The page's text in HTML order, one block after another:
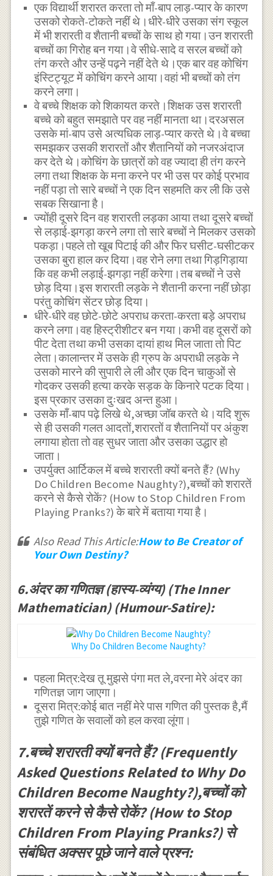
एक विद्यार्थी शरारत करता तो माँ-बाप लाड़-प्यार के कारण
उसको रोकते-टोकते नहीं थे।धीरे-धीरे उसका संग स्कूल
में भी शरारती व शैतानी बच्चों के साथ हो गया।उन शरारती
बच्चों का गिरोह बन गया।वे सीधे-सादे व सरल बच्चों को
तंग करते और उन्हें पढ़ने नहीं देते थे।एक बार वह कोचिंग
इंस्टिट्यूट में कोचिंग करने आया।वहां भी बच्चों को तंग
करने लगा।
वे बच्चे शिक्षक को शिकायत करते।शिक्षक उस शरारती
बच्चे को बहुत समझाते पर वह नहीं मानता था।दरअसल
उसके मां-बाप उसे अत्यधिक लाड़-प्यार करते थे।वे बच्चा
समझकर उसकी शरारतों और शैतानियों को नजरअंदाज
कर देते थे।कोचिंग के छात्रों को वह ज्यादा ही तंग करने
लगा तथा शिक्षक के मना करने पर भी उस पर कोई प्रभाव
नहीं पड़ा तो सारे बच्चों ने एक दिन सहमति कर ली कि उसे
सबक सिखाना है।
ज्योंही दूसरे दिन वह शरारती लड़का आया तथा दूसरे बच्चों
से लड़ाई-झगड़ा करने लगा तो सारे बच्चों ने मिलकर उसको
पकड़ा।पहले तो खूब पिटाई की और फिर घसीट-घसीटकर
उसका बुरा हाल कर दिया।वह रोने लगा तथा गिड़गिड़ाया
कि वह कभी लड़ाई-झगड़ा नहीं करेगा।तब बच्चों ने उसे
छोड़ दिया।इस शरारती लड़के ने शैतानी करना नहीं छोड़ा
परंतु कोचिंग सेंटर छोड़ दिया।
धीरे-धीरे वह छोटे-छोटे अपराध करता-करता बड़े अपराध
करने लगा।वह हिस्ट्रीशीटर बन गया।कभी वह दूसरों को
पीट देता तथा कभी उसका दायां हाथ मिल जाता तो पिट
लेता।कालान्तर में उसके ही ग्रुप के अपराधी लड़के ने
उसको मारने की सुपारी ले ली और एक दिन चाकुओं से
गोदकर उसकी हत्या करके सड़क के किनारे पटक दिया।
इस प्रकार उसका दुःखद अन्त हुआ।
उसके माँ-बाप पढ़े लिखे थे,अच्छा जॉब करते थे।यदि शुरू
से ही उसकी गलत आदतों,शरारतों व शैतानियों पर अंकुश
लगाया होता तो वह सुधर जाता और उसका उद्धार हो
जाता।
उपर्युक्त आर्टिकल में बच्चे शरारती क्यों बनते हैं? (Why
Do Children Become Naughty?),बच्चों को शरारतें
करने से कैसे रोकें? (How to Stop Children From
Playing Pranks?) के बारे में बताया गया है।
Also Read This Article:How to Be Creator of
Your Own Destiny?
6.अंदर का गणितज्ञ (हास्य-व्यंग्य) (The Inner
Mathematician) (Humour-Satire):
Why Do Children Become Naughty?
पहला मित्र:देख तू मुझसे पंगा मत ले,वरना मेरे अंदर का
गणितज्ञ जाग जाएगा।
दूसरा मित्र:कोई बात नहीं मेरे पास गणित की पुस्तक है,मैं
तुझे गणित के सवालों को हल करवा लूंगा।
7.बच्चे शरारती क्यों बनते हैं? (Frequently
Asked Questions Related to Why Do
Children Become Naughty?),बच्चों को
शरारतें करने से कैसे रोकें? (How to Stop
Children From Playing Pranks?) से
संबंधित अक्सर पूछे जाने वाले प्रश्न: